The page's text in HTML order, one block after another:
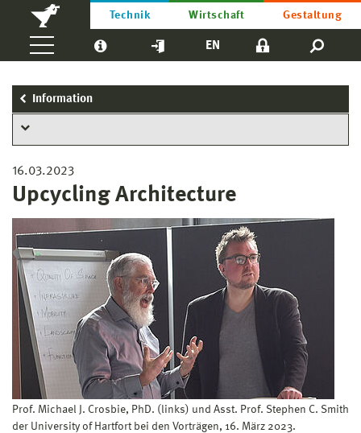
Technik Wirtschaft Gestaltung
EN
Information
16.03.2023
Upcycling Architecture
Prof. Michael J. Crosbie, PhD. (links) und Asst. Prof. Stephen C. Smith
der University of Hartfort bei den Vorträgen, 16. März 2023.